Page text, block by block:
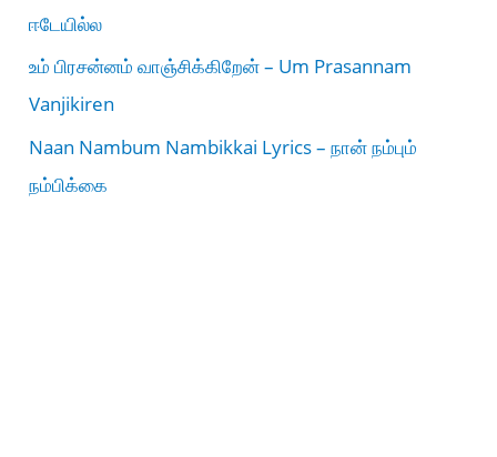
ஈடேயில்ல
உம் பிரசன்னம் வாஞ்சிக்கிறேன் – Um Prasannam
Vanjikiren
Naan Nambum Nambikkai Lyrics – நான் நம்பும்
நம்பிக்கை